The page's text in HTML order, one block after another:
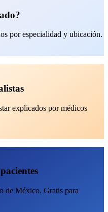
por especialidad y ubicación.
explicados por médicos
de México. Gratis para